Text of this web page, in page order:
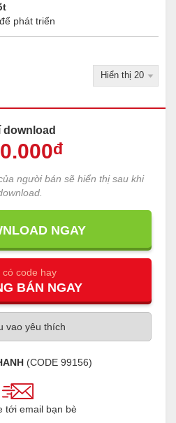
phát triển
download
.000đ
người bán sẽ hiển thị sau khi
NGAY
có code hay
BÁN NGAY
vao yêu thích
(CODE 99156)
tới email bạn bè